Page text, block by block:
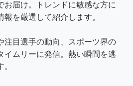
お届け。トレンドに敏感な方に
報を厳選して紹介します。
注目選手の動向、スポーツ界の
イムリーに発信。熱い瞬間を逃